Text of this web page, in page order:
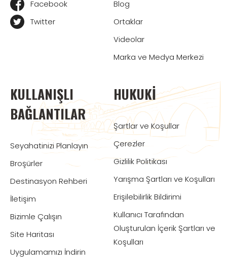
Facebook
Twitter
Blog
Ortaklar
Videolar
Marka ve Medya Merkezi
KULLANIŞLI
BAĞLANTILAR
Seyahatinizi Planlayın
Broşürler
Destinasyon Rehberi
İletişim
Bizimle Çalışın
Site Haritası
Uygulamamızı İndirin
HUKUKI
Şartlar ve Koşullar
Çerezler
Gizlilik Politikası
Yarışma Şartları ve Koşulları
Erişilebilirlik Bildirimi
Kullanıcı Tarafından
Oluşturulan İçerik Şartları ve
Koşulları